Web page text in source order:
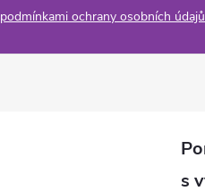
podmínkami ochrany osobních údajů